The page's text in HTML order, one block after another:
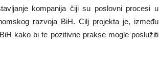
kompanija čiji su poslovni procesi u
razvoja BiH. Cilj projekta je, između
kako bi te pozitivne prakse mogle poslužiti